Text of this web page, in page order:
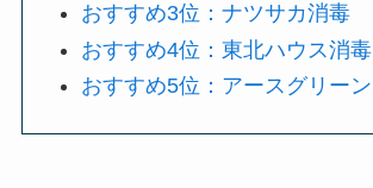
おすすめ3位：ナツサカ消毒
おすすめ4位：東北ハウス消毒
おすすめ5位：アースグリーン